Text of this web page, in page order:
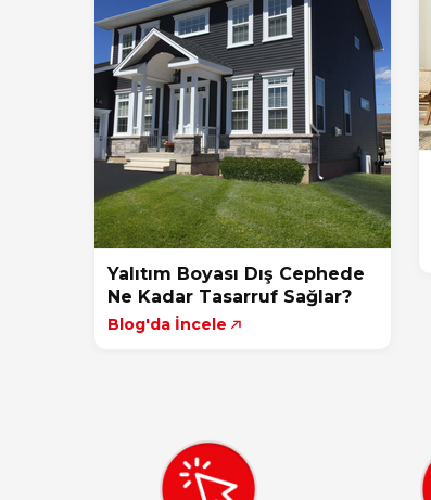
Yalıtım Boyası Dış Cephede
Ne Kadar Tasarruf Sağlar?
Blog'da İncele